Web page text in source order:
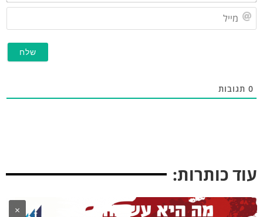
תגובות
כותרות:
×